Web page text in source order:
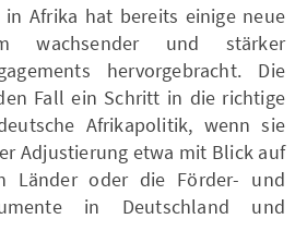
Afrika hat bereits einige neue
wachsender und stärker
hervorgebracht. Die
Fall ein Schritt in die richtige
Afrikapolitik, wenn sie
Adjustierung etwa mit Blick auf
Länder oder d ie Förder- und
in Deutschland und